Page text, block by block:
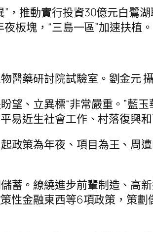
”，推動實行投資30億元白鷺
板塊，“三島一區”加速扶植。
醫藥研討院試驗室。劉金元
望、立異標“非常嚴重。”藍
易近生社會工作、村落復興
政策為年夜、項目為王、周
蓄。繚繞進步前輩制造、高
性金融東西等6項政策，策劃